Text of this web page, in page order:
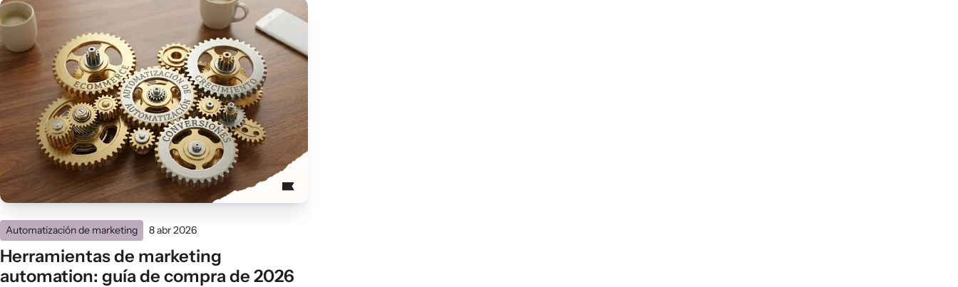
Automatización de marketing 8 abr 2026
Herramientas de marketing
automation: guía de compra de 2026